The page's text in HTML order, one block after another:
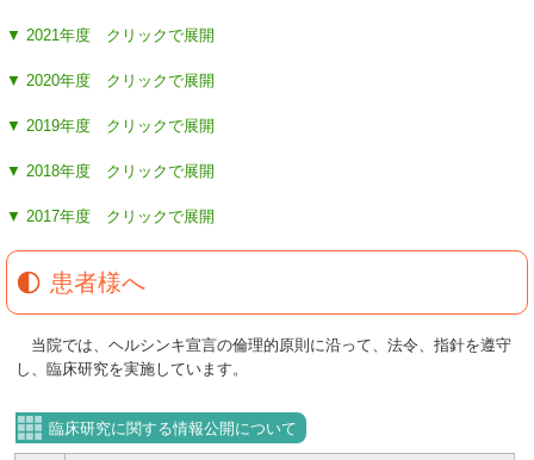
▼ 2021年度 クリックで展開
▼ 2020年度 クリックで展開
▼ 2019年度 クリックで展開
▼ 2018年度 クリックで展開
▼ 2017年度 クリックで展開
患者様へ
当院では、ヘルシンキ宣言の倫理的原則に沿って、法令、指針を遵守
し、臨床研究を実施しています。
臨床研究に関する情報公開について